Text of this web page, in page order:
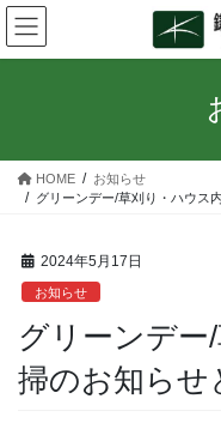
コ
ン
テ
ス
ナ
ビ
ゲ
ン
HOME
お知らせ
グリーンデー/草刈り・ハウス
2024年5月17日
お知らせ
グリーンデー
掃のお知らせ